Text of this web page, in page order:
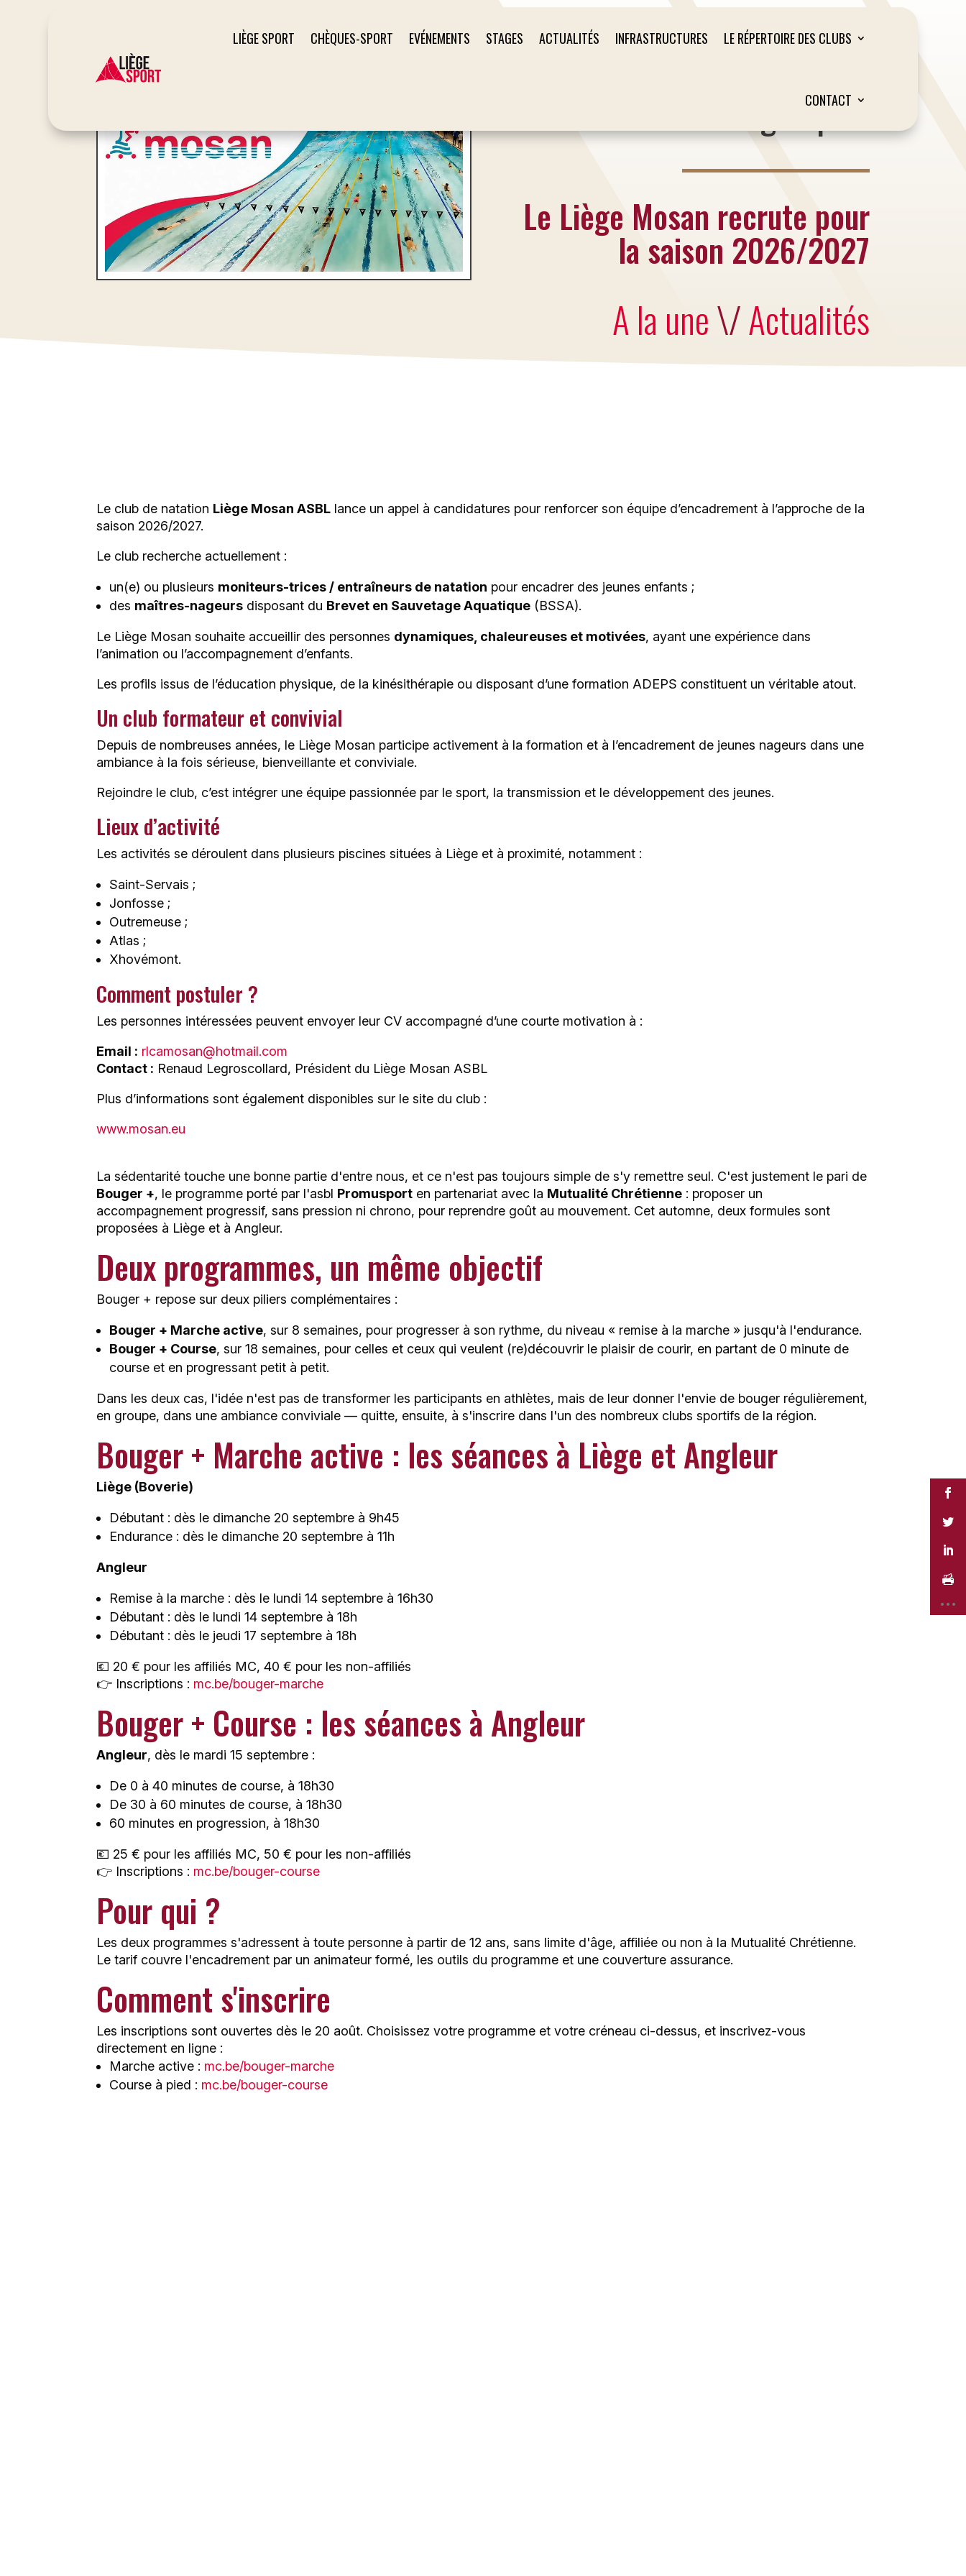
LIÈGE SPORT CHÈQUES-SPORT EVÉNEMENTS STAGES ACTUALITÉS INFRASTRUCTURES LE RÉPERTOIRE DES CLUBS
CONTACT
Liège Sport
Le Liège Mosan recrute pour
la saison 2026/2027
A la une\/Actualités
Le club de natation Liège Mosan ASBL recrute des moniteurs-trices,
Le club de natation Liège Mosan ASBL lance un appel à candidatures pour renforcer son équipe d’encadrement à l’approche de la
saison 2026/2027.
Le club recherche actuellement :
un(e) ou plusieurs moniteurs-trices / entraîneurs de natation pour encadrer des jeunes enfants ;
des maîtres-nageurs disposant du Brevet en Sauvetage Aquatique (BSSA).
Le Liège Mosan souhaite accueillir des personnes dynamiques, chaleureuses et motivées, ayant une expérience dans
l’animation ou l’accompagnement d’enfants.
Les profils issus de l’éducation physique, de la kinésithérapie ou disposant d’une formation ADEPS constituent un véritable atout.
Un club formateur et convivial
Depuis de nombreuses années, le Liège Mosan participe activement à la formation et à l’encadrement de jeunes nageurs dans une
ambiance à la fois sérieuse, bienveillante et conviviale.
Rejoindre le club, c’est intégrer une équipe passionnée par le sport, la transmission et le développement des jeunes.
Lieux d’activité
Les activités se déroulent dans plusieurs piscines situées à Liège et à proximité, notamment :
Saint-Servais ;
Jonfosse ;
Outremeuse ;
Atlas ;
Xhovémont.
Comment postuler ?
Les personnes intéressées peuvent envoyer leur CV accompagné d’une courte motivation à :
Email : rlcamosan@hotmail.com
Contact : Renaud Legroscollard, Président du Liège Mosan ASBL
Plus d’informations sont également disponibles sur le site du club :
www.mosan.eu
La sédentarité touche une bonne partie d'entre nous, et ce n'est pas toujours simple de s'y remettre seul. C'est justement le pari de
Bouger +, le programme porté par l'asbl Promusport en partenariat avec la Mutualité Chrétienne : proposer un
accompagnement progressif, sans pression ni chrono, pour reprendre goût au mouvement. Cet automne, deux formules sont
proposées à Liège et à Angleur.
Deux programmes, un même objectif
Bouger + repose sur deux piliers complémentaires :
Bouger + Marche active, sur 8 semaines, pour progresser à son rythme, du niveau « remise à la marche » jusqu'à l'endurance.
Bouger + Course, sur 18 semaines, pour celles et ceux qui veulent (re)découvrir le plaisir de courir, en partant de 0 minute de
course et en progressant petit à petit.
Dans les deux cas, l'idée n'est pas de transformer les participants en athlètes, mais de leur donner l'envie de bouger régulièrement,
en groupe, dans une ambiance conviviale — quitte, ensuite, à s'inscrire dans l'un des nombreux clubs sportifs de la région.
Bouger + Marche active : les séances à Liège et Angleur
Liège (Boverie)
Débutant : dès le dimanche 20 septembre à 9h45
Endurance : dès le dimanche 20 septembre à 11h
Angleur
Remise à la marche : dès le lundi 14 septembre à 16h30
Débutant : dès le lundi 14 septembre à 18h
Débutant : dès le jeudi 17 septembre à 18h
💶 20 € pour les affiliés MC, 40 € pour les non-affiliés
👉 Inscriptions : mc.be/bouger-marche
Bouger + Course : les séances à Angleur
Angleur, dès le mardi 15 septembre :
De 0 à 40 minutes de course, à 18h30
De 30 à 60 minutes de course, à 18h30
60 minutes en progression, à 18h30
💶 25 € pour les affiliés MC, 50 € pour les non-affiliés
👉 Inscriptions : mc.be/bouger-course
Pour qui ?
Les deux programmes s'adressent à toute personne à partir de 12 ans, sans limite d'âge, affiliée ou non à la Mutualité Chrétienne.
Le tarif couvre l'encadrement par un animateur formé, les outils du programme et une couverture assurance.
Comment s'inscrire
Les inscriptions sont ouvertes dès le 20 août. Choisissez votre programme et votre créneau ci-dessus, et inscrivez-vous
directement en ligne :
Marche active : mc.be/bouger-marche
Course à pied : mc.be/bouger-course